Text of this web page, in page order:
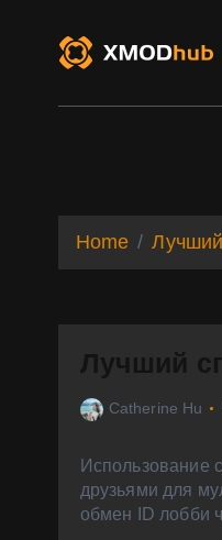
Home
Лучший
Catherine Hu
Использование
друзьями для
обмен ID лобби